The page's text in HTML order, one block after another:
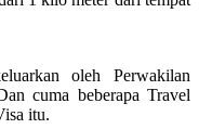
oleh Perwakilan
cuma beberapa Travel
itu.